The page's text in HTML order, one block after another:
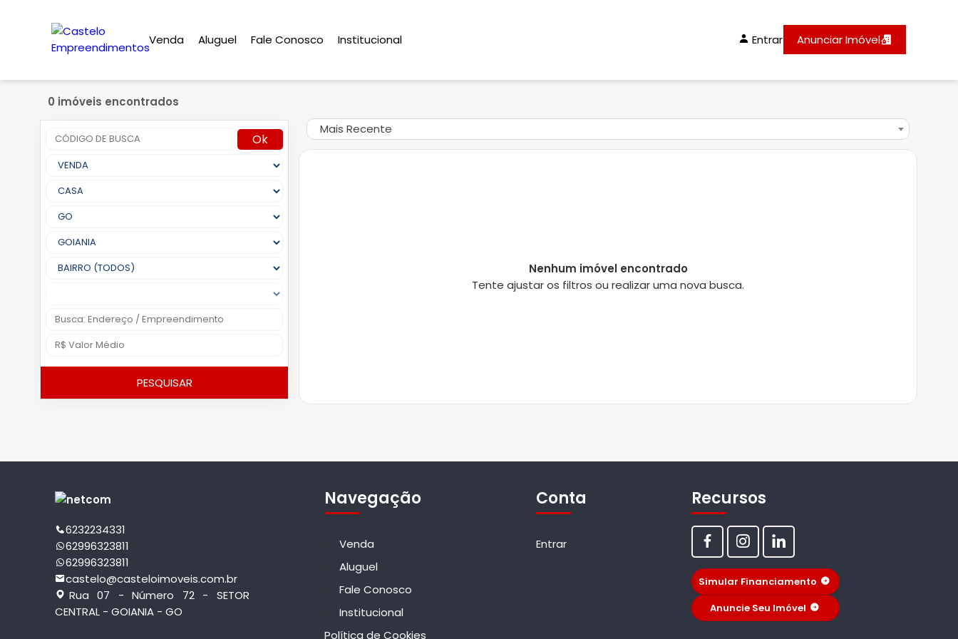
Venda Aluguel Fale Conosco Institucional Entrar Anunciar Imóvel
0 imóveis encontrados
Ok
PESQUISAR
Mais Recente
Nenhum imóvel encontrado
Tente ajustar os filtros ou realizar uma nova busca.
6232234331
62996323811
62996323811
castelo@casteloimoveis.com.br
Rua 07 - Número 72 - SETOR
CENTRAL - GOIANIA - GO
Navegação
Venda
Aluguel
Fale Conosco
Institucional
Política de Cookies
Conta
Entrar
Recursos
Simular Financiamento
Anuncie Seu Imóvel